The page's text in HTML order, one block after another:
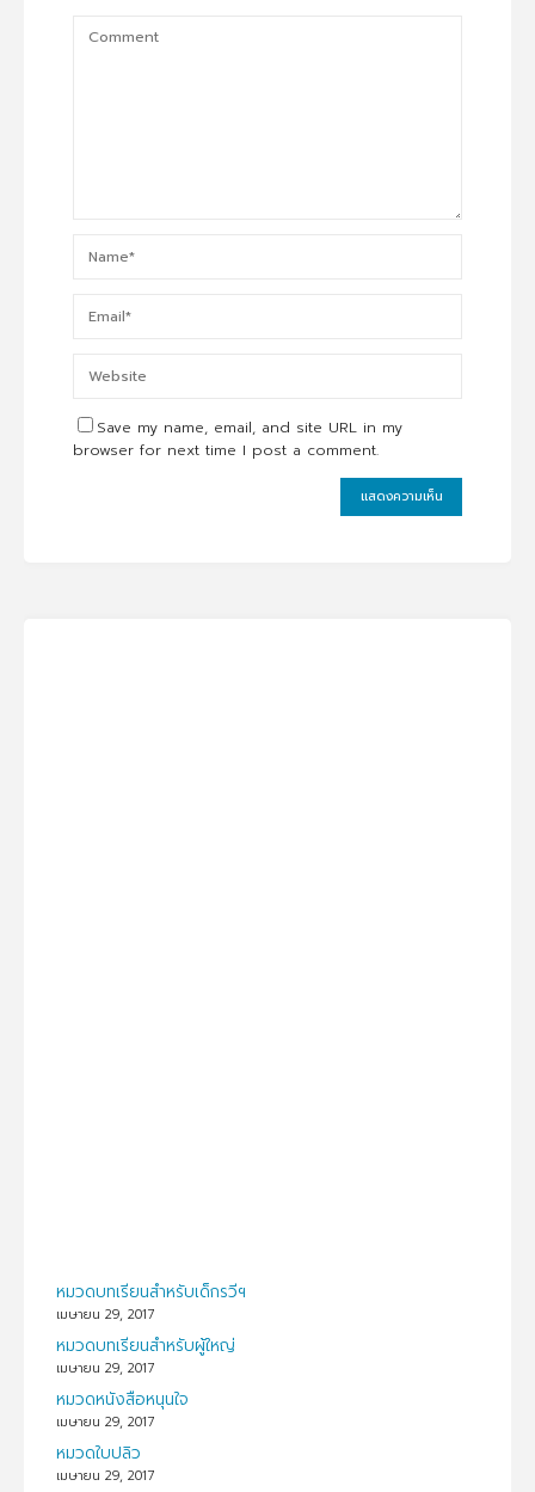
Save my name, email, and site URL in my
browser for next time I post a comment.
หมวดบทเรียนสำหรับเด็กรวีฯ
เมษายน 29, 2017
หมวดบทเรียนสำหรับผู้ใหญ่
เมษายน 29, 2017
หมวดหนังสือหนุนใจ
เมษายน 29, 2017
หมวดใบปลิว
เมษายน 29, 2017